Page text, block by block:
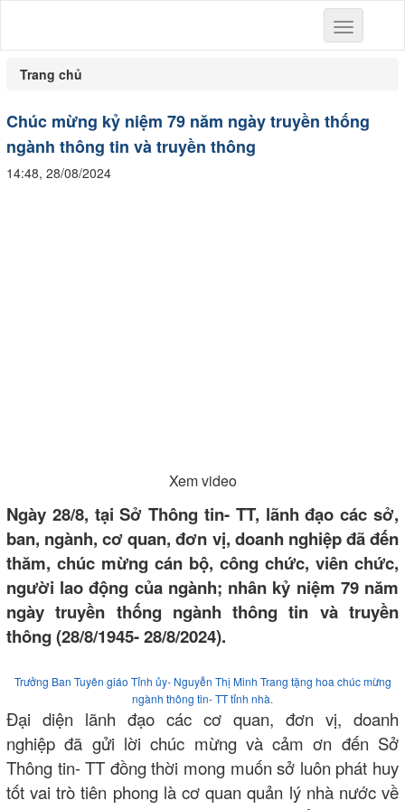
Toggle
navigation
Trang chủ
Chúc mừng kỷ niệm 79 năm ngày truyền thống
ngành thông tin và truyền thông
14:48, 28/08/2024
Xem video
Ngày 28/8, tại Sở Thông tin- TT, lãnh đạo các sở,
ban, ngành, cơ quan, đơn vị, doanh nghiệp đã đến
thăm, chúc mừng cán bộ, công chức, viên chức,
người lao động của ngành; nhân kỷ niệm 79 năm
ngày truyền thống ngành thông tin và truyền
thông (28/8/1945- 28/8/2024).
Trưởng Ban Tuyên giáo Tỉnh ủy- Nguyễn Thị Minh Trang tặng hoa chúc mừng
ngành thông tin- TT tỉnh nhà.
Đại diện lãnh đạo các cơ quan, đơn vị, doanh
nghiệp đã gửi lời chúc mừng và cảm ơn đến Sở
Thông tin- TT đồng thời mong muốn sở luôn phát huy
tốt vai trò tiên phong là cơ quan quản lý nhà nước về